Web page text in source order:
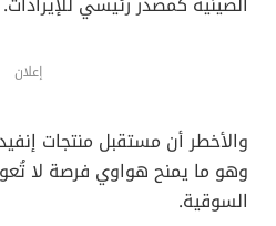
تدعم تقنياتHBM3وPCIe 5.0
هذه الأرقام تجعلها منافسًا
الذي طالما كان الخيار الأول
Tencentو